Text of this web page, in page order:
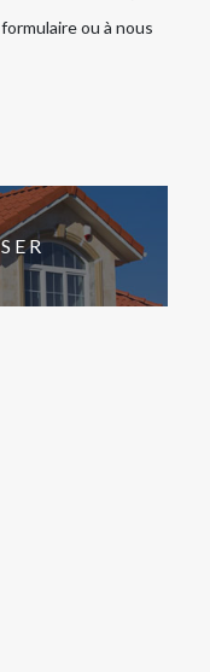
ou à nous